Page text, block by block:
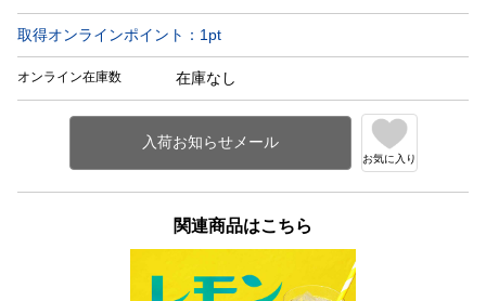
取得オンラインポイント： 1 pt
オンライン在庫数 在庫なし
お気に入り
関連商品はこちら